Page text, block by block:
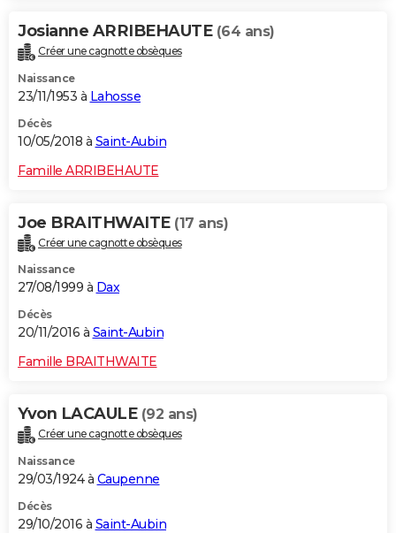
Josianne ARRIBEHAUTE (64 ans)
Créer une cagnotte obsèques
Naissance
23/11/1953 à Lahosse
Décès
10/05/2018 à Saint-Aubin
Famille ARRIBEHAUTE
Joe BRAITHWAITE (17 ans)
Créer une cagnotte obsèques
Naissance
27/08/1999 à Dax
Décès
20/11/2016 à Saint-Aubin
Famille BRAITHWAITE
Yvon LACAULE (92 ans)
Créer une cagnotte obsèques
Naissance
29/03/1924 à Caupenne
Décès
29/10/2016 à Saint-Aubin